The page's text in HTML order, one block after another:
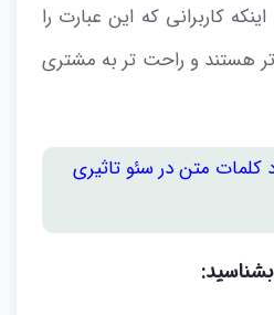
کاربرانی که این عبارت را
هستند و راحت تر به مشتری
کلمات متن در سئو تاثیری